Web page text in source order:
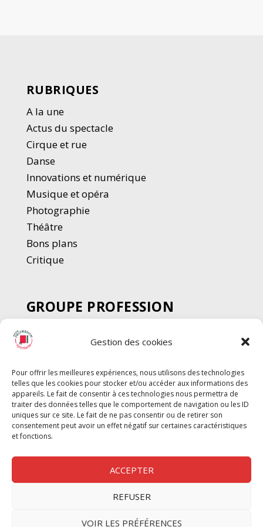
Gestion des cookies
Pour offrir les meilleures expériences, nous utilisons des technologies
telles que les cookies pour stocker et/ou accéder aux informations des
appareils. Le fait de consentir à ces technologies nous permettra de
traiter des données telles que le comportement de navigation ou les ID
uniques sur ce site. Le fait de ne pas consentir ou de retirer son
consentement peut avoir un effet négatif sur certaines caractéristiques
et fonctions.
ACCEPTER
REFUSER
VOIR LES PRÉFÉRENCES
RUBRIQUES
A la une
Actus du spectacle
Cirque et rue
Danse
Innovations et numérique
Musique et opéra
Photographie
Théâtre
Bons plans
Critique
GROUPE PROFESSION
SPECTACLE
Chèque Intermittents
Chèque Compta
Chèque Emploi Spectacle
G-Pods
Profession Audio-visuel
Nous contacter